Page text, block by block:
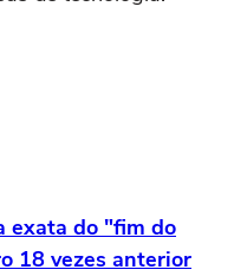
exata do "fim do
18 vezes anterior